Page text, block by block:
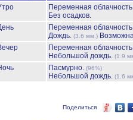
Переменная
Без осадков.
Переменная
Дождь. (3.6 мм.)
Переменная
Небольшой дождь. (1.9
Пасмурно. (96%)
Небольшой дождь. (1.6
Поделиться